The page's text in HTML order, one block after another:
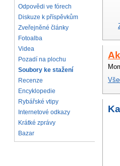
Odpovědi ve fórech
Diskuze k příspěvkům
Zveřejněné články
Fotoalba
Videa
Pozadí na plochu
Soubory ke stažení
Recenze
Encyklopedie
Rybářské vtipy
Internetové odkazy
Krátké zprávy
Bazar